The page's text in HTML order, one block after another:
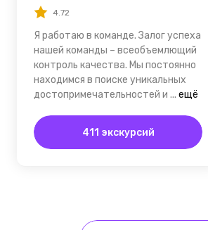
4.72
Я работаю в команде. Залог успеха
нашей команды – всеобъемлющий
контроль качества. Мы постоянно
находимся в поиске уникальных
достопримечательностей и ... ещё
411 экскурсий